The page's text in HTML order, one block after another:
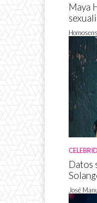
Maya
Datos
José